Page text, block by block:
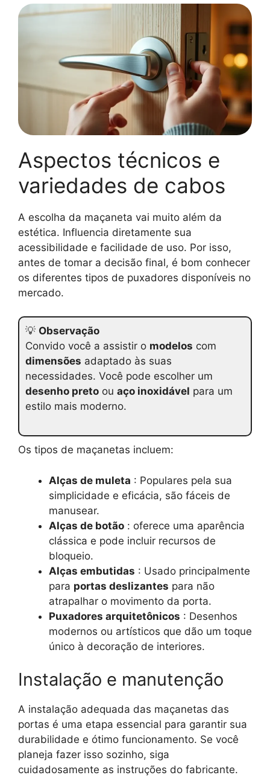
Aspectos técnicos e
variedades de cabos
A escolha da maçaneta vai muito além da
estética. Influencia diretamente sua
acessibilidade e facilidade de uso. Por isso,
antes de tomar a decisão final, é bom conhecer
os diferentes tipos de puxadores disponíveis no
mercado.
💡 Observação
Convido você a assistir o modelos com
dimensões adaptado às suas
necessidades. Você pode escolher um
desenho preto ou aço inoxidável para um
estilo mais moderno.
Os tipos de maçanetas incluem:
Alças de muleta : Populares pela sua
simplicidade e eficácia, são fáceis de
manusear.
Alças de botão : oferece uma aparência
clássica e pode incluir recursos de
bloqueio.
Alças embutidas : Usado principalmente
para portas deslizantes para não
atrapalhar o movimento da porta.
Puxadores arquitetônicos : Desenhos
modernos ou artísticos que dão um toque
único à decoração de interiores.
Instalação e manutenção
A instalação adequada das maçanetas das
portas é uma etapa essencial para garantir sua
durabilidade e ótimo funcionamento. Se você
planeja fazer isso sozinho, siga
cuidadosamente as instruções do fabricante.